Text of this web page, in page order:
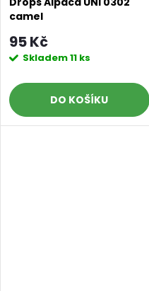
camel
95 Kč
Skladem11 ks
DO KOŠÍKU